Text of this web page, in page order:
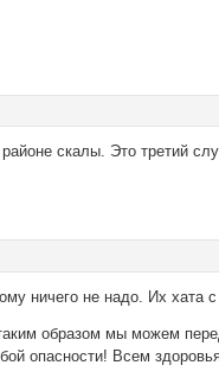
скалы. Это третий
ничего не надо. Их
образом мы можем
опасности! Всем